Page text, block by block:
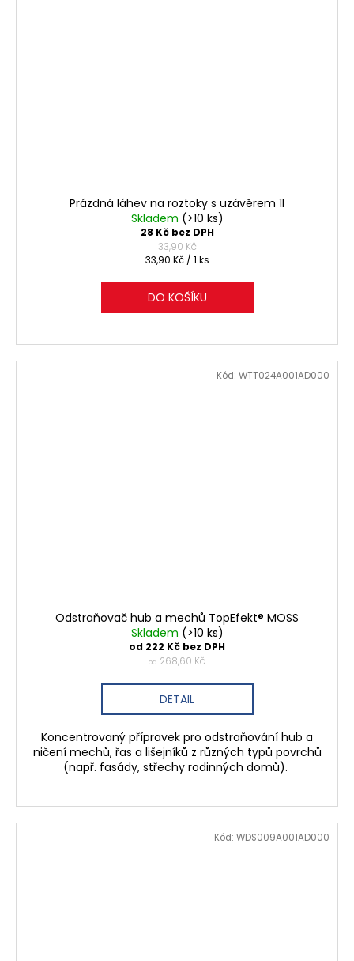
Prázdná láhev na roztoky s uzávěrem 1l
Skladem (>10 ks)
28 Kč bez DPH
33,90 Kč
Měrná
33,90 Kč / 1 ks
DO KOŠÍKU
Odstraňovač hub a mechů TopEfekt® MOSS
Skladem (>10 ks)
od 222 Kč bez DPH
od 268,60 Kč
DETAIL
Koncentrovaný přípravek pro odstraňování hub a
ničení mechů, řas a lišejníků z různých typů povrchů
(např. fasády, střechy rodinných domů).
Kód: WTT024A001AD000
Kód: WDS009A001AD000